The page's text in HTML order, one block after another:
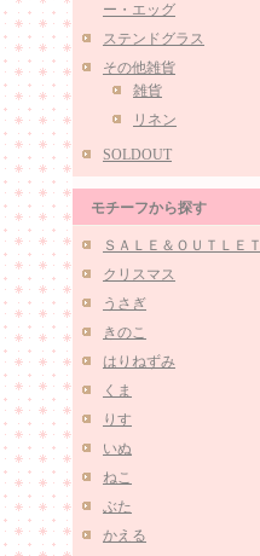
ー・エッグ
ステンドグラス
その他雑貨
雑貨
リネン
SOLDOUT
モチーフから探す
ＳＡＬＥ＆ＯＵＴＬＥＴ
クリスマス
うさぎ
きのこ
はりねずみ
くま
りす
いぬ
ねこ
ぶた
かえる